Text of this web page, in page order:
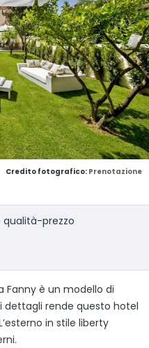
Credito fotografico: Prenotazione
qualità-prezzo
Fanny è un modello di
dettagli rende questo hotel
in stile liberty